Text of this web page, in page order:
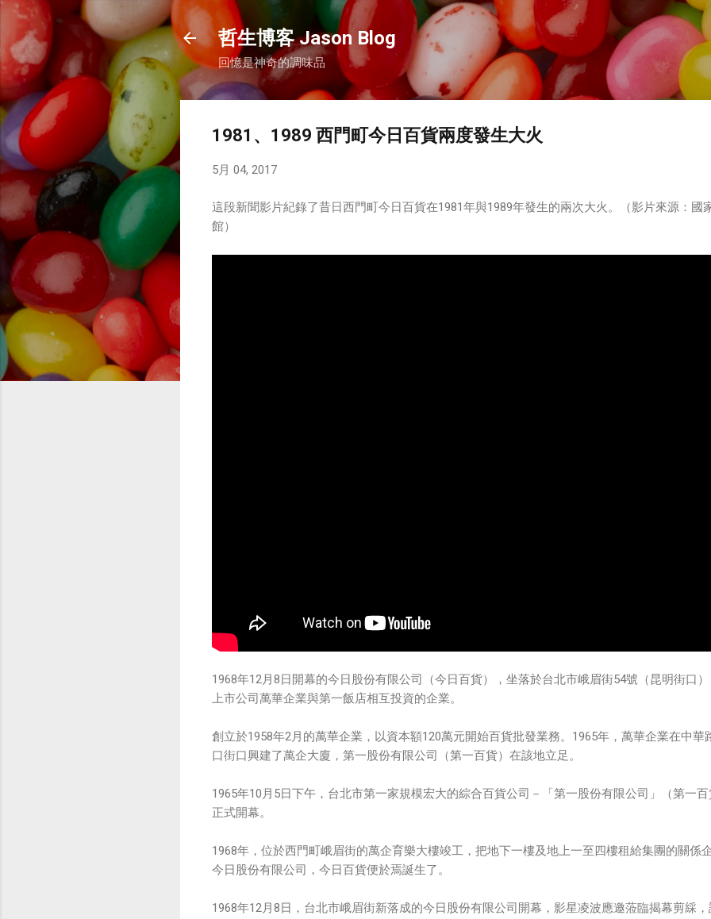
跳到主要內容
哲生博客 Jason Blog
回憶是神奇的調味品
1981、1989 西門町今日百貨兩度發生大火
5月 04, 2017
這段新聞影片紀錄了昔日西門町今日百貨在1981年與1989年發生的兩次大火。（影片來源：國
館）
1968年12月8日開幕的今日股份有限公司（今日百貨），坐落於台北市峨眉街54號（昆明街口
上市公司萬華企業與第一飯店相互投資的企業。
創立於1958年2月的萬華企業，以資本額120萬元開始百貨批發業務。1965年，萬華企業在中華
口街口興建了萬企大廈，第一股份有限公司（第一百貨）在該地立足。
1965年10月5日下午，台北市第一家規模宏大的綜合百貨公司－「第一股份有限公司」（第一
正式開幕。
1968年，位於西門町峨眉街的萬企育樂大樓竣工，把地下一樓及地上一至四樓租給集團的關係
今日股份有限公司，今日百貨便於焉誕生了。
1968年12月8日，台北市峨眉街新落成的今日股份有限公司開幕，影星凌波應邀蒞臨揭幕剪綵